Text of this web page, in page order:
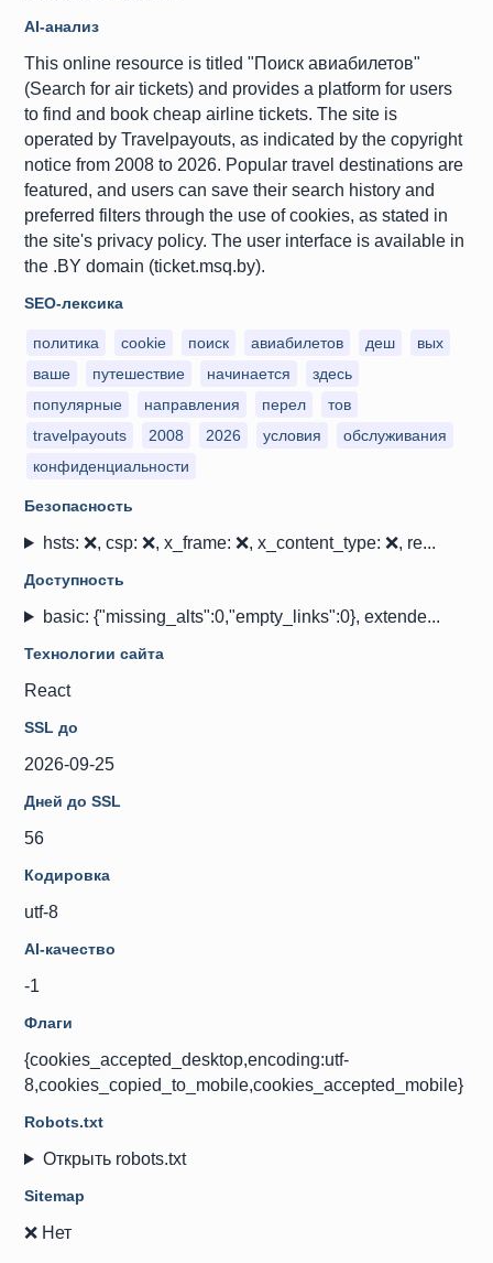
AI-анализ
This online resource is titled "Поиск авиабилетов"
(Search for air tickets) and provides a platform for users
to find and book cheap airline tickets. The site is
operated by Travelpayouts, as indicated by the copyright
notice from 2008 to 2026. Popular travel destinations are
featured, and users can save their search history and
preferred filters through the use of cookies, as stated in
the site's privacy policy. The user interface is available in
the .BY domain (ticket.msq.by).
SEO-лексика
политика cookie поиск авиабилетов деш
вых
ваше
путешествие начинается
здесь
популярные
направления перел
тов
travelpayouts
2008 2026 условия
обслуживания
конфиденциальности
Безопасность
hsts: ❌, csp: ❌, x_frame: ❌, x_content_type: ❌, re...
Доступность
basic: {"missing_alts":0,"empty_links":0}, extende...
Технологии сайта
React
SSL до
2026-09-25
Дней до SSL
56
Кодировка
utf-8
AI-качество
-1
Флаги
{cookies_accepted_desktop,encoding:utf-
8,cookies_copied_to_mobile,cookies_accepted_mobile}
Robots.txt
Открыть robots.txt
Sitemap
❌ Нет